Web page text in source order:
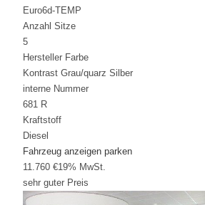
Euro6d-TEMP
Anzahl Sitze
5
Hersteller Farbe
Kontrast Grau/quarz Silber
interne Nummer
681 R
Kraftstoff
Diesel
Fahrzeug anzeigen parken
11.760 €19% MwSt.
sehr guter Preis